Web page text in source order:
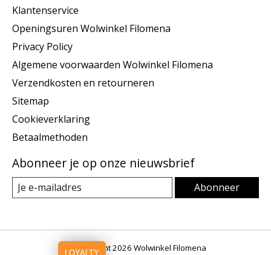
Klantenservice
Openingsuren Wolwinkel Filomena
Privacy Policy
Algemene voorwaarden Wolwinkel Filomena
Verzendkosten en retourneren
Sitemap
Cookieverklaring
Betaalmethoden
Abonneer je op onze nieuwsbrief
Abonneer
© Copyright 2026 Wolwinkel Filomena
LOYALTY